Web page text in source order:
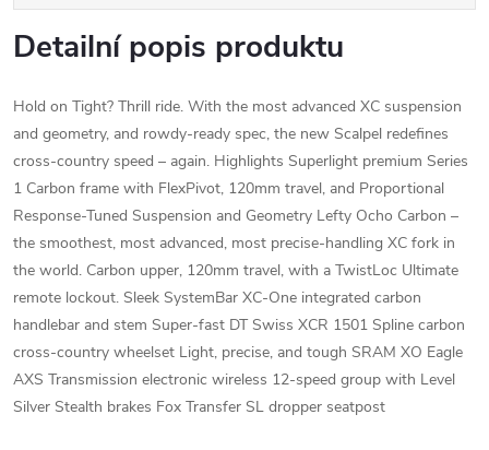
Detailní popis produktu
Hold on Tight? Thrill ride. With the most advanced XC suspension
and geometry, and rowdy-ready spec, the new Scalpel redefines
cross-country speed – again. Highlights Superlight premium Series
1 Carbon frame with FlexPivot, 120mm travel, and Proportional
Response-Tuned Suspension and Geometry Lefty Ocho Carbon –
the smoothest, most advanced, most precise-handling XC fork in
the world. Carbon upper, 120mm travel, with a TwistLoc Ultimate
remote lockout. Sleek SystemBar XC-One integrated carbon
handlebar and stem Super-fast DT Swiss XCR 1501 Spline carbon
cross-country wheelset Light, precise, and tough SRAM XO Eagle
AXS Transmission electronic wireless 12-speed group with Level
Silver Stealth brakes Fox Transfer SL dropper seatpost